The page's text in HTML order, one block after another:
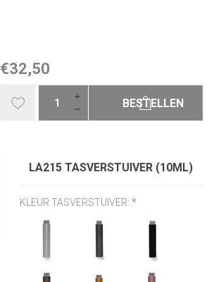
€32,50
BESTELLEN
LA215 TASVERSTUIVER (10ML)
KLEUR TASVERSTUIVER: *